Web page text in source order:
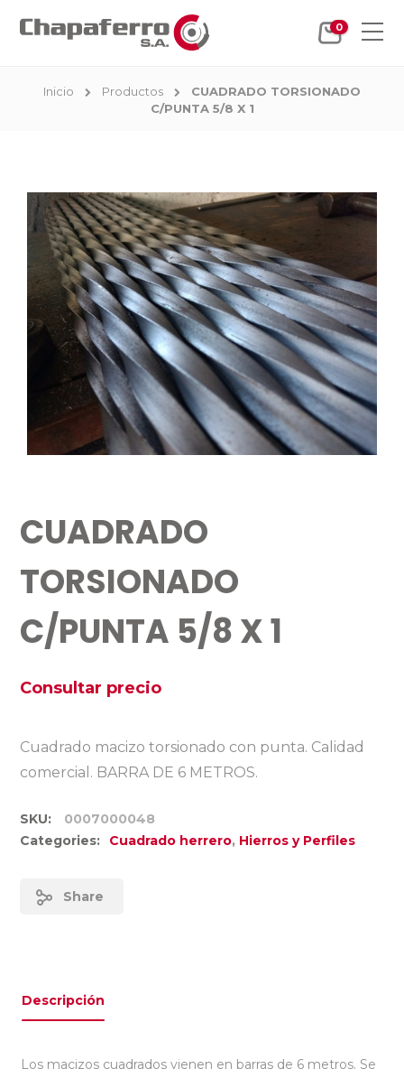
0
Inicio Productos
CUADRADO TORSIONADO
C/PUNTA 5/8 X 1
CUADRADO
TORSIONADO
C/PUNTA 5/8 X 1
Consultar precio
Cuadrado macizo torsionado con punta. Calidad
comercial. BARRA DE 6 METROS.
SKU:
0007000048
Categories:
Cuadrado herrero, Hierros y Perfiles
Share
Descripción
Los macizos cuadrados vienen en barras de 6 metros. Se